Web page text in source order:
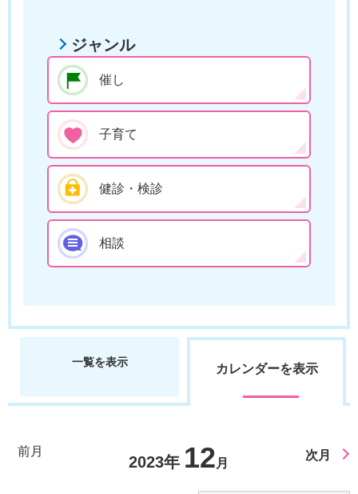
ジャンル
催し
子育て
健診・検診
相談
一覧を表示 カレンダーを表示
前月
2023年 12 月
次月